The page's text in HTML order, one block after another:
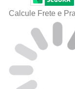
Calcule Frete e